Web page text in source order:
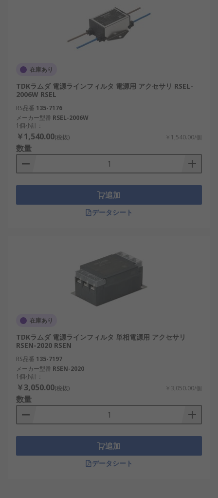
在庫あり
TDKラムダ 電源ラインフィルタ 電源用 アクセサリ RSEL-
2006W RSEL
RS品番 135-7176
メーカー型番 RSEL-2006W
1個小計：
￥1,540.00(税抜) ￥1,540.00/個
数量
追加
データシート
在庫あり
TDKラムダ 電源ラインフィルタ 単相電源用 アクセサリ
RSEN-2020 RSEN
RS品番 135-7197
メーカー型番 RSEN-2020
1個小計：
￥3,050.00(税抜) ￥3,050.00/個
数量
追加
データシート